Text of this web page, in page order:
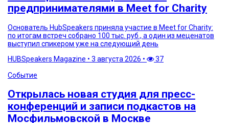
предпринимателями в Meet for Charity
Основатель HubSpeakers приняла участие в Meet for Charity:
по итогам встреч собрано 100 тыс. руб., а один из меценатов
выступил спикером уже на следующий день
HUBSpeakers Magazine • 3 августа 2026 •
37
Событие
Открылась новая студия для пресс-
конференций и записи подкастов на
Мосфильмовской в Москве